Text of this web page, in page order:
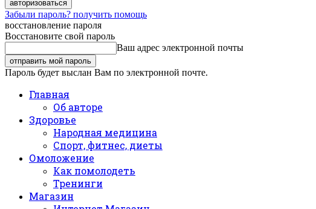
Забыли пароль? получить помощь
восстановление пароля
Восстановите свой пароль
Ваш адрес электронной почты
Пароль будет выслан Вам по электронной почте.
Главная
Об авторе
Здоровье
Народная медицина
Спорт, фитнес, диеты
Омоложение
Как помолодеть
Тренинги
Магазин